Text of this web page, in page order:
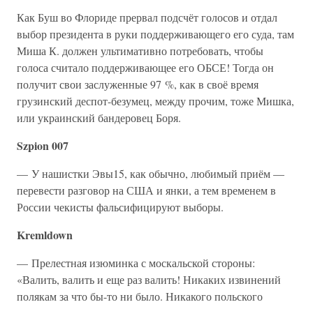
Как Буш во Флориде прервал подсчёт голосов и отдал
выбор президента в руки поддерживающего его суда, там
Миша К. должен ультимативно потребовать, чтобы
голоса считало поддерживающее его ОБСЕ! Тогда он
получит свои заслуженные 97 %, как в своё время
грузинский деспот-безумец, между прочим, тоже Мишка,
или украинский бандеровец Боря.
Szpion 007
— У нашистки Эвы15, как обычно, любимый приём —
перевести разговор на США и янки, а тем временем в
России чекисты фальсифицируют выборы.
Kremldown
— Прелестная изюминка с москальской стороны:
«Валить, валить и еще раз валить! Никаких извинений
полякам за что бы-то ни было. Никакого польского